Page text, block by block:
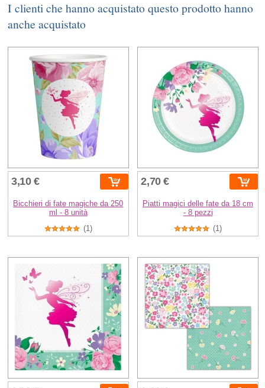
I clienti che hanno acquistato questo prodotto hanno
anche acquistato
3,10 €
Bicchieri di fate magiche da 250
ml - 8 unità
(1)
2,70 €
Piatti magici delle fate da 18 cm
- 8 pezzi
(1)